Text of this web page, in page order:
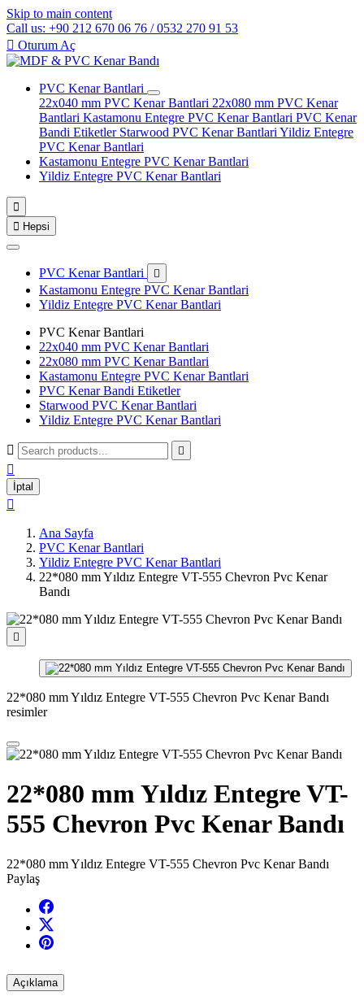
Skip to main content
Call us: +90 212 670 06 76 / 0532 270 91 53
 Oturum Aç
PVC Kenar Bantlari
22x040 mm PVC Kenar Bantlari 22x080 mm PVC Kenar
Bantlari Kastamonu Entegre PVC Kenar Bantlari PVC Kenar
Bandi Etiketler Starwood PVC Kenar Bantlari Yildiz Entegre
PVC Kenar Bantlari
Kastamonu Entegre PVC Kenar Bantlari
Yildiz Entegre PVC Kenar Bantlari

 Hepsi
PVC Kenar Bantlari 
Kastamonu Entegre PVC Kenar Bantlari
Yildiz Entegre PVC Kenar Bantlari
PVC Kenar Bantlari
22x040 mm PVC Kenar Bantlari
22x080 mm PVC Kenar Bantlari
Kastamonu Entegre PVC Kenar Bantlari
PVC Kenar Bandi Etiketler
Starwood PVC Kenar Bantlari
Yildiz Entegre PVC Kenar Bantlari
 

İptal

Ana Sayfa
PVC Kenar Bantlari
Yildiz Entegre PVC Kenar Bantlari
22*080 mm Yıldız Entegre VT-555 Chevron Pvc Kenar
Bandı

22*080 mm Yıldız Entegre VT-555 Chevron Pvc Kenar Bandı
resimler
22*080 mm Yıldız Entegre VT-
555 Chevron Pvc Kenar Bandı
22*080 mm Yıldız Entegre VT-555 Chevron Pvc Kenar Bandı
Paylaş
Açıklama